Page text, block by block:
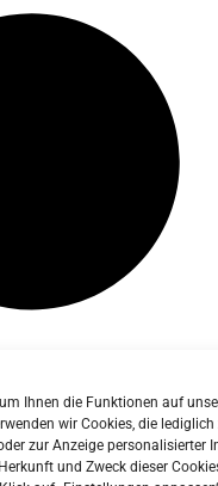
Ihnen die Funktionen auf
wir Cookies, die lediglich
zur Anzeige personalisierter
und Zweck dieser